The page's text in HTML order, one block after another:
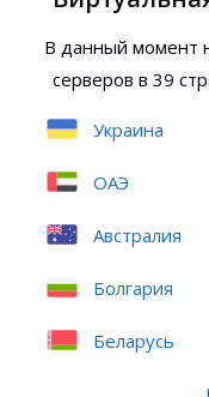
В данный момент
серверов в 39
Украина
ОАЭ
Австралия
Болгария
Беларусь